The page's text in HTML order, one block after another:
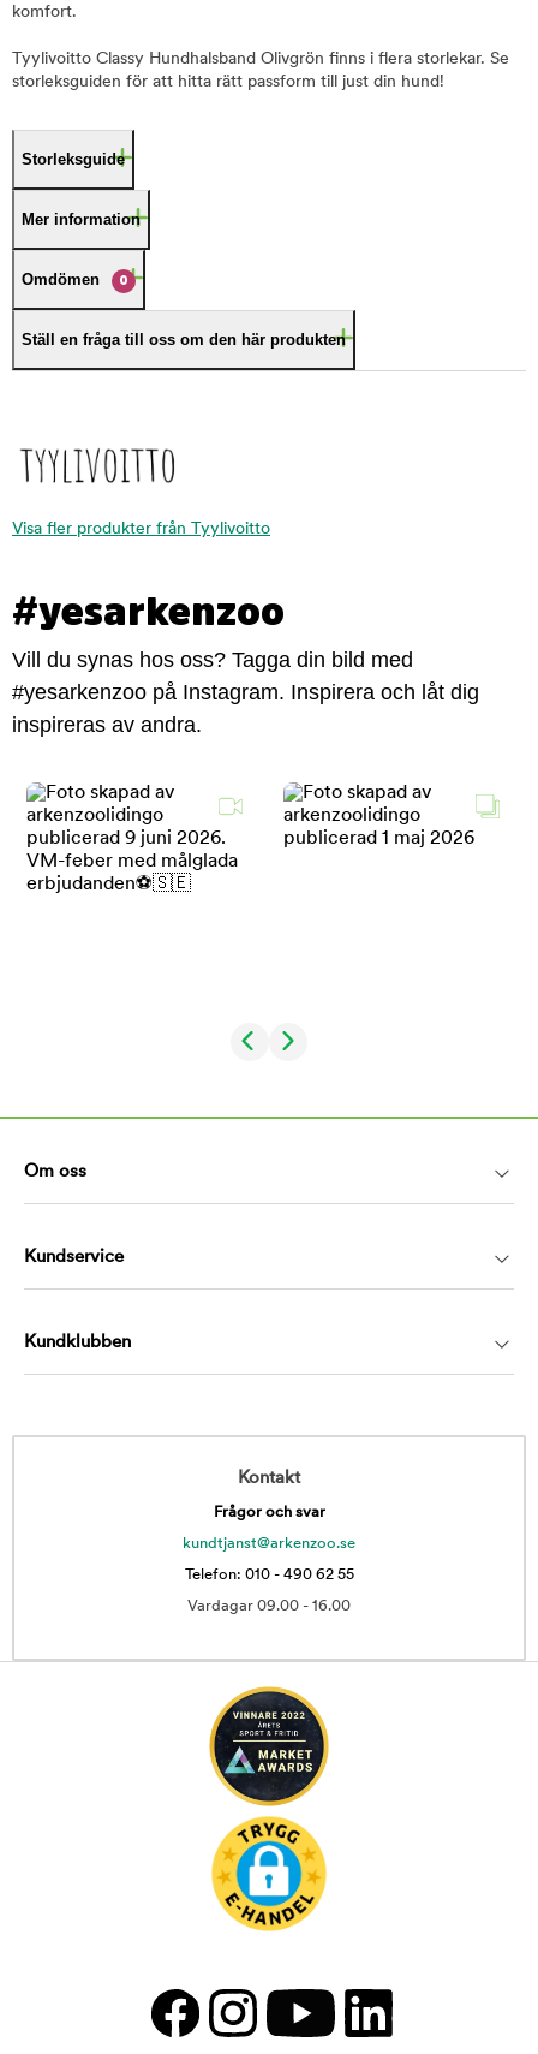
komfort.
Tyylivoitto Classy Hundhalsband Olivgrön finns i flera storlekar. Se
storleksguiden för att hitta rätt passform till just din hund!
Storleksguide
Mer information
Omdömen 0
Ställ en fråga till oss om den här produkten
Visa fler produkter från Tyylivoitto
#yesarkenzoo
Vill du synas hos oss? Tagga din bild med
#yesarkenzoo på Instagram. Inspirera och låt dig
inspireras av andra.
Om oss
Kundservice
Kundklubben
Kontakt
Frågor och svar
kundtjanst@arkenzoo.se
Telefon: 010 - 490 62 55
Vardagar 09.00 - 16.00